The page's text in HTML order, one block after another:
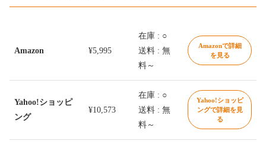
Amazon ¥5,995
在庫 : ○
送料 : 無
料～
Amazonで詳細
を見る
Yahoo!ショッピ
ング
¥10,573
在庫 : ○
送料 : 無
料～
Yahoo!ショッピ
ングで詳細を見
る